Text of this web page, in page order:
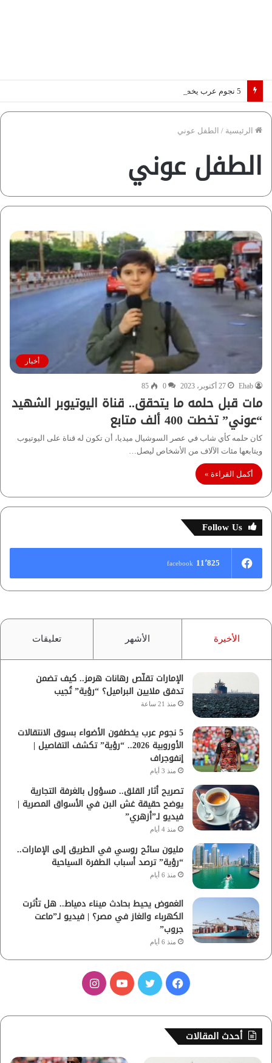
الرئيسية / الطفل عوني
الطفل عوني
أخبار
Ehab 27 أكتوبر، 2023 0
85
مات قبل حلمه ما يتحقق.. قناة اليوتيوبر الشهيد
“عوني” تخطت 400 ألف متابع
كان حلمه كأي شاب في عصر السوشيال ميديا، أن تكون له قناة على اليوتيوب
ويتابعها مئات الآلاف من الأشخاص ليصل…
أكمل القراءة »
Follow Us
11٬825 facebook
الأخيرة الأشهر تعليقات
الإمارات تقلّص رهانات هرمز.. كيف تضمن
تدفق ملايين البراميل؟ “رؤية” تُجيب
منذ 21 ساعة
5 نجوم عرب يخطفون الأضواء بسوق الانتقالات
الأوروبية 2026.. “رؤية” تكشف التفاصيل |
إنفوجراف
منذ 3 أيام
تصريح أثار القلق.. مسؤول بالغرفة التجارية
يوضح حقيقة غش البن في الأسواق المصرية |
فيديو لـ”أزهري”
منذ 4 أيام
مليون سائح روسي في الطريق إلى الإمارات..
“رؤية” ترصد أسباب الطفرة السياحية
منذ 6 أيام
الغموض يحيط بحادث ميناء دمياط.. هل تأثرت
الكهرباء والغاز في مصر؟ | فيديو لـ”ماعت
جروب”
منذ 6 أيام
س
ب
ي
ت
أحدث المقالات